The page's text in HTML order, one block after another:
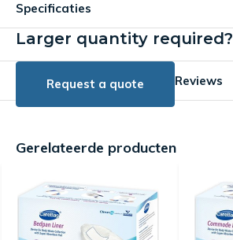
Specificaties
Larger quantity required?
Request a quote Reviews
Gerelateerde producten